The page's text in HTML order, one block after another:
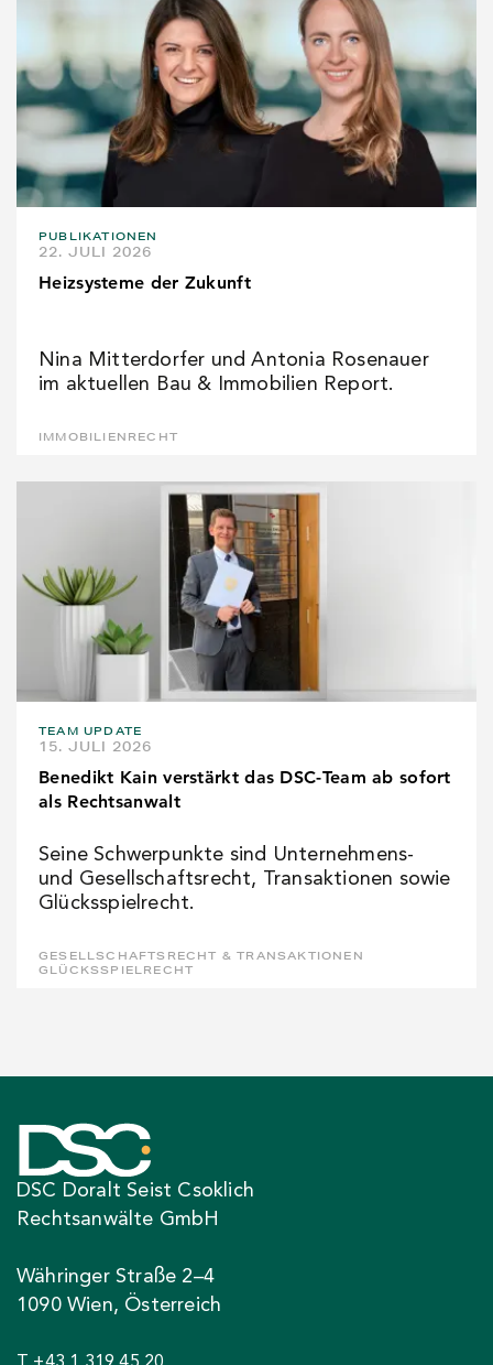
PUBLIKATIONEN
22. JULI 2026
Heizsysteme der Zukunft
Nina Mitterdorfer und Antonia Rosenauer
im aktuellen Bau & Immobilien Report.
IMMOBILIENRECHT
TEAM UPDATE
15. JULI 2026
Benedikt Kain verstärkt das DSC-Team ab sofort
als Rechtsanwalt
Seine Schwerpunkte sind Unternehmens-
und Gesellschaftsrecht, Transaktionen sowie
Glücksspielrecht.
GESELLSCHAFTSRECHT & TRANSAKTIONEN
GLÜCKSSPIELRECHT
DSC Doralt Seist Csoklich
Rechtsanwälte GmbH
Währinger Straße 2–4
1090 Wien, Österreich